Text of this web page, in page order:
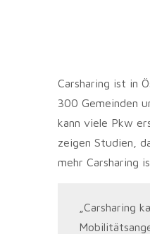
Carsharing ist in
300 Gemeinden
kann viele Pkw
zeigen Studien,
mehr Carsharing
„Carsharing